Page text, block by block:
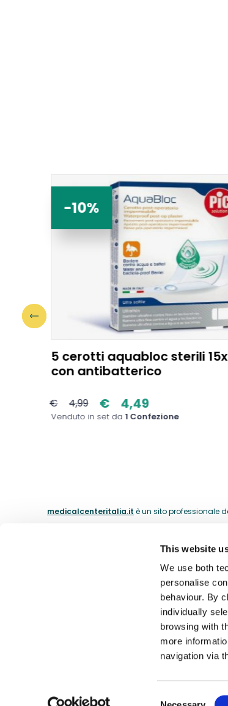
This website
We use both
personalise
behaviour. By
individually
browsing with
more
navigation via
-10%
5 cerotti aquabloc sterili
con antibatterico
€ 4,99 € 4,49
Venduto in set da1 Confezione
medicalcenteritalia.it è un sito professionale
Il catalogo dei medici dal 1974.
Theras Consumer Health S.R.L. - Div. Medical